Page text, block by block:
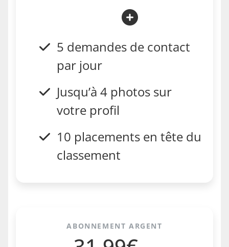
5 demandes de contact
par jour
Jusqu’à 4 photos sur
votre profil
10 placements en tête du
classement
ABONNEMENT ARGENT